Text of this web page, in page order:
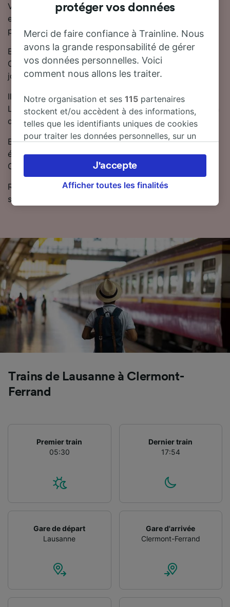
Vous souhaitez en savoir plus sur le voyage en train
entre Lausanne et Clermont-Ferrand ? Ne cherchez
pas plus loin.
En moyenne, le trajet en train entre Lausanne et
Clermont-Ferrand dure 9 heures 50 minutes. Chaque
jour, environ 13 trains trains circulent sur cette ligne.
Il y aura 2 correspondances lors de votre trajet entre
Lausanne et Clermont-Ferrand, car il n'y a pas de train
direct.
En réservant à l'avance, vous pouvez faire des
économies sur le prix des billets entre Lausanne et
Clermont-Ferrand.
Retrouvez les horaires et les billets de train pas chers
sur notre planificateur de voyage.
Trains de Lausanne à Clermont-
Ferrand
Premier train
05:30
Dernier train
17:54
Gare de départ
Lausanne
Gare d'arrivée
Clermont-Ferrand
protéger vos données
Merci de faire confiance à Trainline. Nous
avons la grande responsabilité de gérer
vos données personnelles. Voici
comment nous allons les traiter.
Notre organisation et ses115 partenaires
stockent et/ou accèdent à des informations,
telles que les identifiants uniques de cookies
pour traiter les données personnelles, sur un
préférences, notamment en exerçant votre
droit d’opposition à l’intérêt légitime, en
cliquant ci-dessous ou à tout moment sur la
de traçage si vous nous avez demandé de ne
pas vous tracer.
Nos équipes ainsi que nos partenaires
externes, traitent des données selon les
finalités suivantes :
Utiliser des données de géolocalisation
précises. Analyser activement les
caractéristiques de l’appareil pour
l’identification. Stocker et/ou accéder à des
performance des publicités et du contenu,
études d’audience et développement de
services.
Afficher toutes les finalités
J'accepte